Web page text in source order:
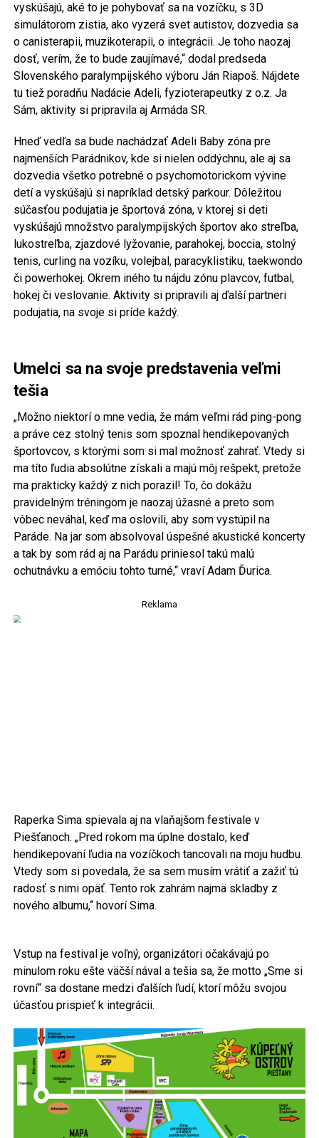
vyskúšajú, aké to je pohybovať sa na vozíčku, s 3D
simulátorom zistia, ako vyzerá svet autistov, dozvedia sa
o canisterapii, muzikoterapii, o integrácii. Je toho naozaj
dosť, verím, že to bude zaujímavé,“ dodal predseda
Slovenského paralympijského výboru Ján Riapoš. Nájdete
tu tiež poradňu Nadácie Adeli, fyzioterapeutky z o.z. Ja
Sám, aktivity si pripravila aj Armáda SR.
Hneď vedľa sa bude nachádzať Adeli Baby zóna pre
najmenších Parádnikov, kde si nielen oddýchnu, ale aj sa
dozvedia všetko potrebné o psychomotorickom vývine
detí a vyskúšajú si napríklad detský parkour. Dôležitou
súčasťou podujatia je športová zóna, v ktorej si deti
vyskúšajú množstvo paralympijských športov ako streľba,
lukostreľba, zjazdové lyžovanie, parahokej, boccia, stolný
tenis, curling na vozíku, volejbal, paracyklistiku, taekwondo
či powerhokej. Okrem iného tu nájdu zónu plavcov, futbal,
hokej či veslovanie. Aktivity si pripravili aj ďalší partneri
podujatia, na svoje si príde každý.
Umelci sa na svoje predstavenia veľmi
tešia
„Možno niektorí o mne vedia, že mám veľmi rád ping-pong
a práve cez stolný tenis som spoznal hendikepovaných
športovcov, s ktorými som si mal možnosť zahrať. Vtedy si
ma títo ľudia absolútne získali a majú môj rešpekt, pretože
ma prakticky každý z nich porazil! To, čo dokážu
pravidelným tréningom je naozaj úžasné a preto som
vôbec neváhal, keď ma oslovili, aby som vystúpil na
Paráde. Na jar som absolvoval úspešné akustické koncerty
a tak by som rád aj na Parádu priniesol takú malú
ochutnávku a emóciu tohto turné,“ vraví Adam Ďurica.
Reklama
Raperka Sima spievala aj na vlaňajšom festivale v
Piešťanoch. „Pred rokom ma úplne dostalo, keď
hendikepovaní ľudia na vozíčkoch tancovali na moju hudbu.
Vtedy som si povedala, že sa sem musím vrátiť a zažiť tú
radosť s nimi opäť. Tento rok zahrám najmä skladby z
nového albumu,“ hovorí Sima.
Vstup na festival je voľný, organizátori očakávajú po
minulom roku ešte väčší nával a tešia sa, že motto „Sme si
rovní“ sa dostane medzi ďalších ľudí, ktorí môžu svojou
účasťou prispieť k integrácii.